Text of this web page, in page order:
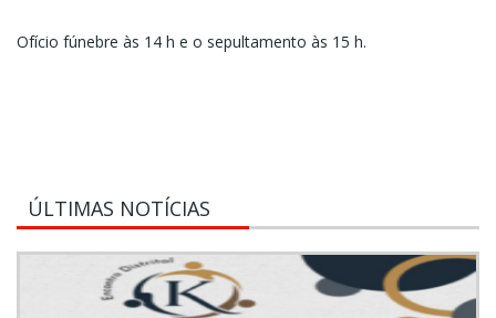
Ofício fúnebre às 14 h e o sepultamento às 15 h.
ÚLTIMAS NOTÍCIAS